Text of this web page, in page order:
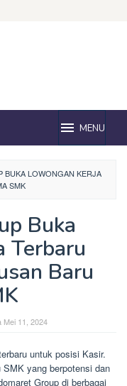
MENU
BUKA LOWONGAN KERJA
SMK
Buka
Terbaru
Baru
Mei 11, 2024
untuk posisi Kasir.
yang berpotensi dan
Group di berbagai